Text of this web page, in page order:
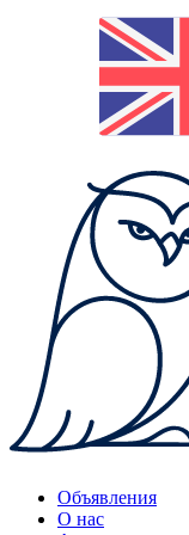
Объявления
О нас